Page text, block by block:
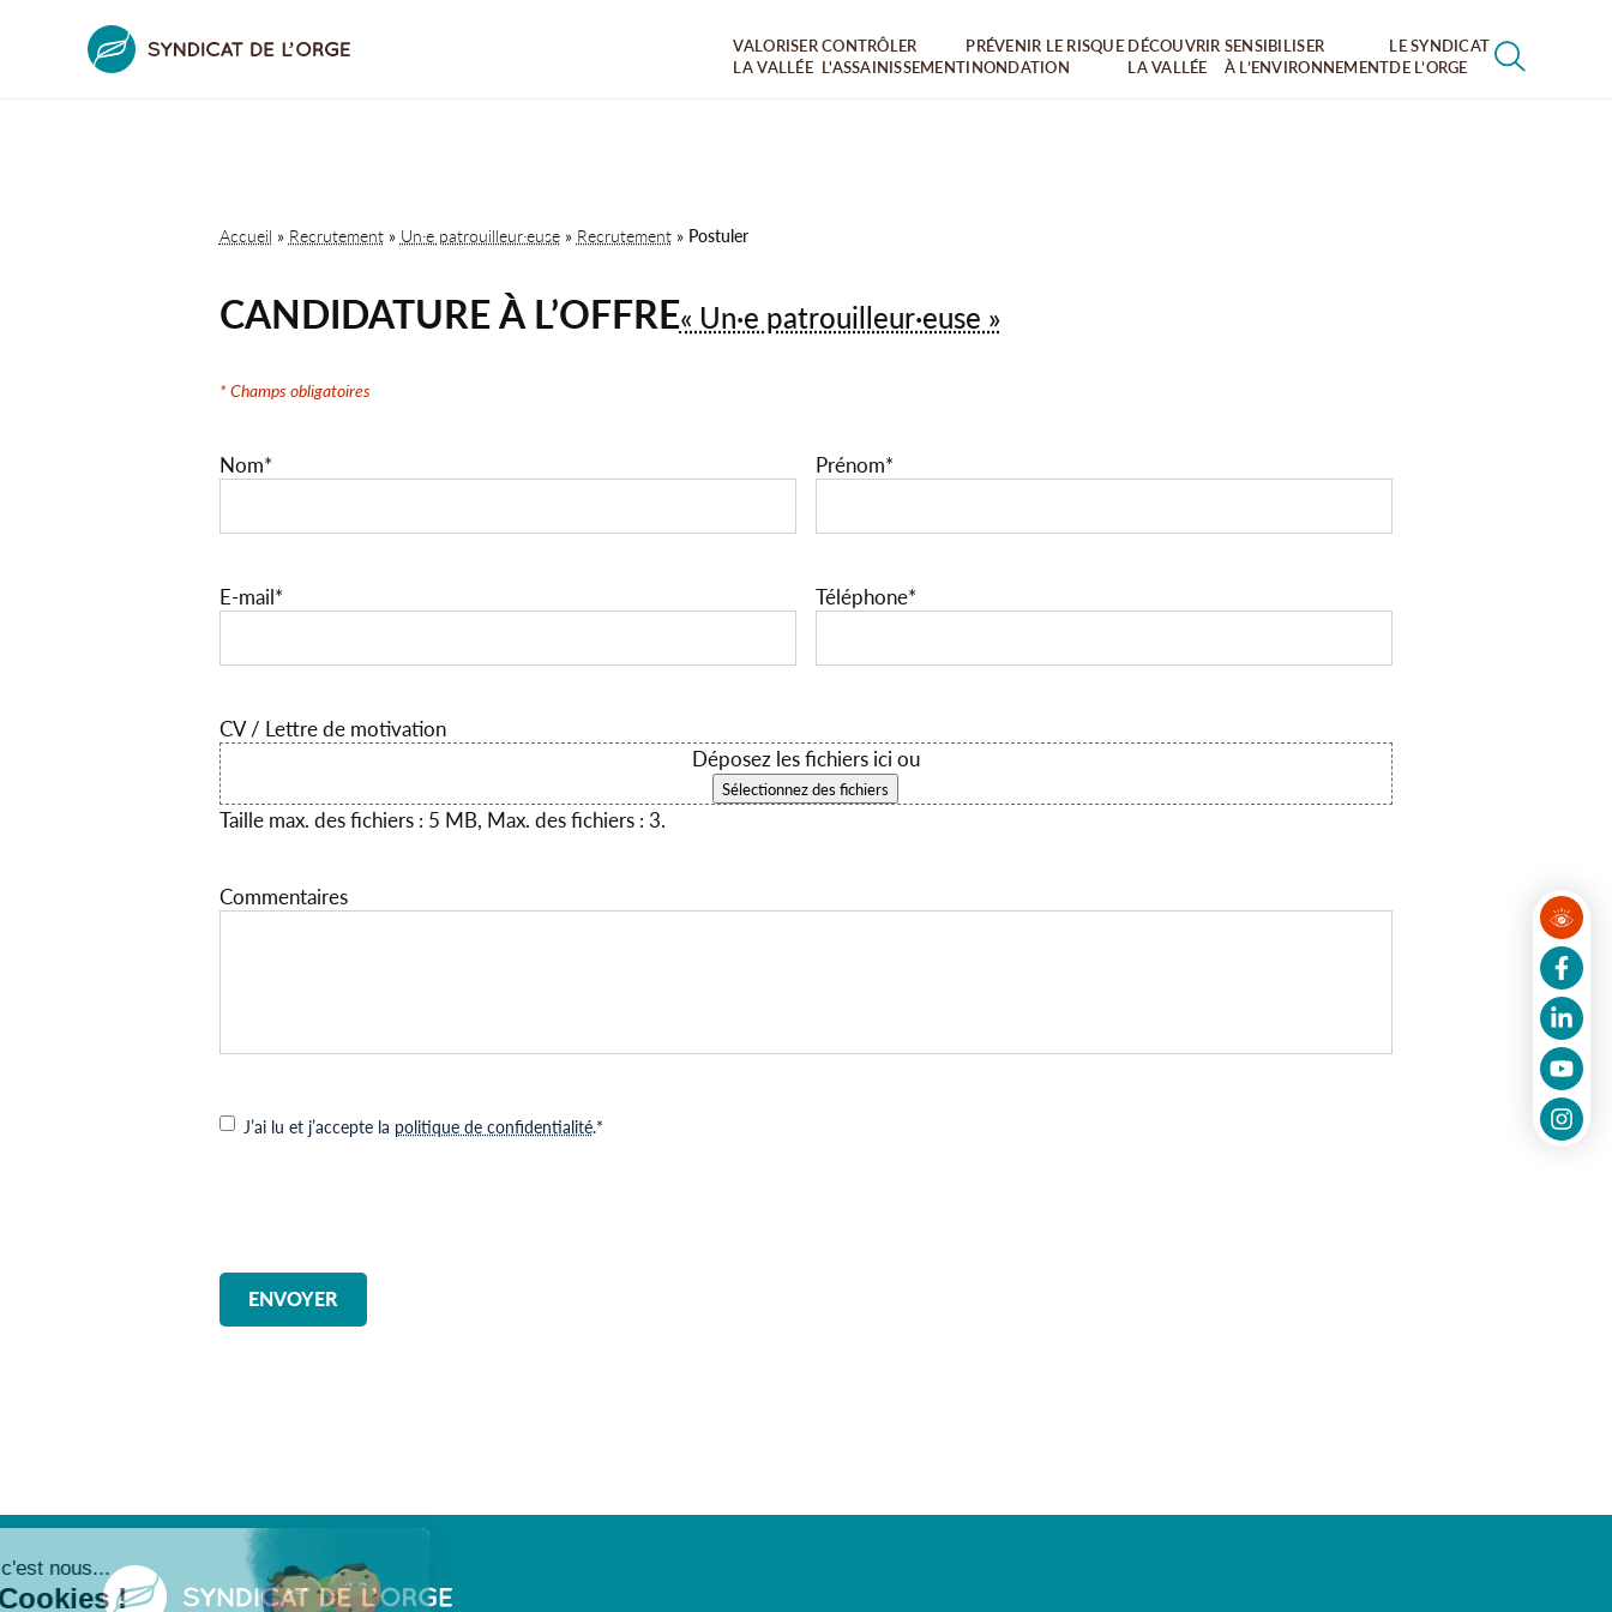
VALORISER
LA VALLÉE
CONTRÔLER
L'ASSAINISSEMENT
PRÉVENIR LE RISQUE
INONDATION
DÉCOUVRIR
LA VALLÉE
SENSIBILISER
À L’ENVIRONNEMENT
LE SYNDICAT
DE L’ORGE
Accueil » Recrutement» Un·e patrouilleur·euse» Recrutement» Postuler
CANDIDATURE À L’OFFRE« Un·e patrouilleur·euse »
* Champs obligatoires
Nom* Prénom*
E-mail* Téléphone*
CV / Lettre de motivation
Déposez les fichiers ici ou
Sélectionnez des fichiers
Taille max. des fichiers : 5 MB, Max. des fichiers : 3.
Commentaires
RGPD*
J’ai lu et j’accepte la politique de confidentialité.*